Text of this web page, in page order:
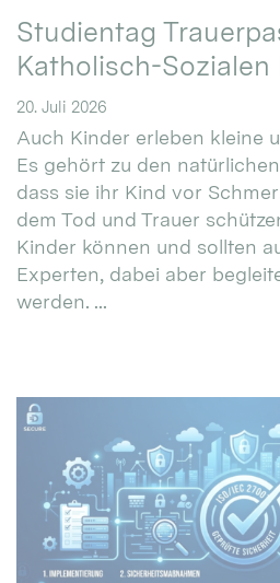
Studientag
Katholisch-
20. Juli 2026
Auch Kinder erleben kleine
Es gehört zu den
dass sie ihr Kind vor
dem Tod und Trauer
Kinder können und sollten
Experten, dabei aber
werden. ...